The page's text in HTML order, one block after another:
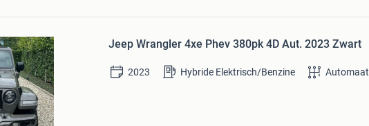
Mijn
Favorieten
Jeep Wrangler 4xe Phev 380pk 4D Aut. 2023 Zwart
2023 Hybride Elektrisch/Benzine Automaat